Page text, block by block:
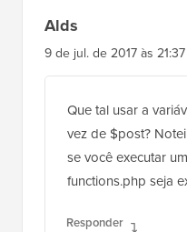
Alds
9 de jul. de 2017 às 21:37
Que tal usar a
vez de $post?
se você executar
functions.php seja
Responder